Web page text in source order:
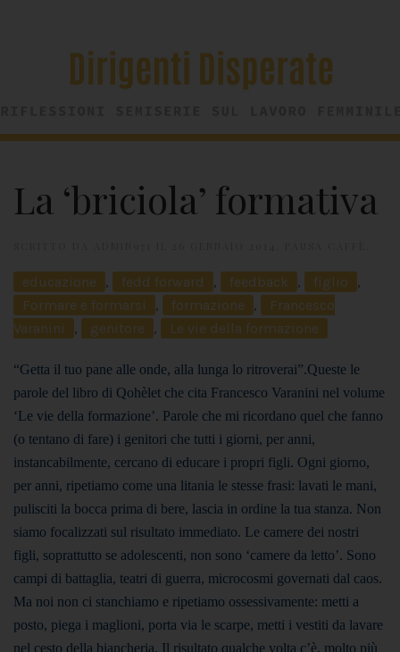
La ‘briciola’ formativa
educazione , fedd forward , feedback , figlio
,
Formare e formarsi
, formazione ,
Francesco
Varanini
, genitore , Le vie della formazione
“Getta il tuo pane alle onde, alla lunga lo ritroverai”.Queste le
parole del libro di Qohèlet che cita Francesco Varanini nel volume
‘Le vie della formazione’. Parole che mi ricordano quel che fanno
(o tentano di fare) i genitori che tutti i giorni, per anni,
instancabilmente, cercano di educare i propri figli. Ogni giorno,
per anni, ripetiamo come una litania le stesse frasi: lavati le mani,
pulisciti la bocca prima di bere, lascia in ordine la tua stanza. Non
siamo focalizzati sul risultato immediato. Le camere dei nostri
figli, soprattutto se adolescenti, non sono ‘camere da letto’. Sono
campi di battaglia, teatri di guerra, microcosmi governati dal caos.
Ma noi non ci stanchiamo e ripetiamo ossessivamente: metti a
posto, piega i maglioni, porta via le scarpe, metti i vestiti da lavare
nel cesto della biancheria. Il risultato qualche volta c’è, molto più